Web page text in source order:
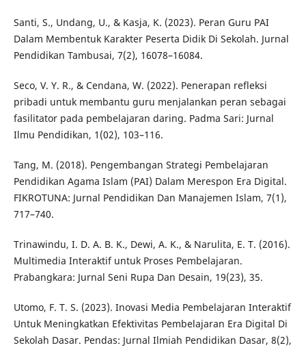
Santi, S., Undang, U., & Kasja, K. (2023). Peran Guru PAI
Dalam Membentuk Karakter Peserta Didik Di Sekolah. Jurnal
Pendidikan Tambusai, 7(2), 16078–16084.
Seco, V. Y. R., & Cendana, W. (2022). Penerapan refleksi
pribadi untuk membantu guru menjalankan peran sebagai
fasilitator pada pembelajaran daring. Padma Sari: Jurnal
Ilmu Pendidikan, 1(02), 103–116.
Tang, M. (2018). Pengembangan Strategi Pembelajaran
Pendidikan Agama Islam (PAI) Dalam Merespon Era Digital.
FIKROTUNA: Jurnal Pendidikan Dan Manajemen Islam, 7(1),
717–740.
Trinawindu, I. D. A. B. K., Dewi, A. K., & Narulita, E. T. (2016).
Multimedia Interaktif untuk Proses Pembelajaran.
Prabangkara: Jurnal Seni Rupa Dan Desain, 19(23), 35.
Utomo, F. T. S. (2023). Inovasi Media Pembelajaran Interaktif
Untuk Meningkatkan Efektivitas Pembelajaran Era Digital Di
Sekolah Dasar. Pendas: Jurnal Ilmiah Pendidikan Dasar, 8(2),